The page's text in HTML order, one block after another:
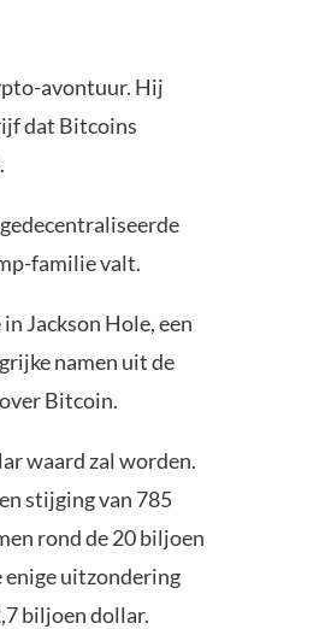
avontuur. Hij
dat Bitcoins
familie valt.
Jackson Hole, een
namen uit de
Bitcoin.
waard zal worden.
stijging van 785
rond de 20 biljoen
uitzondering
biljoen dollar.